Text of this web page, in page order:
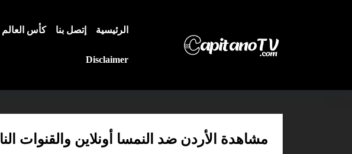
الرئيسية إتصل بنا كأس العالم
Disclaimer
مشاهدة الأردن ضد النمسا أونلاين والقنوات